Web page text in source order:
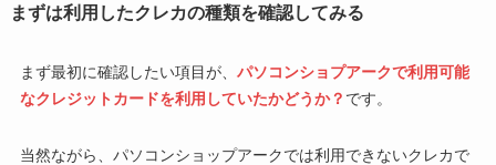
まずは利用したクレカの種類を確認してみる
まず最初に確認したい項目が、 パソコンショプアークで利用可能
なクレジットカードを利用していたかどうか？ です。
当然ながら、パソコンショップアークでは利用できないクレカで